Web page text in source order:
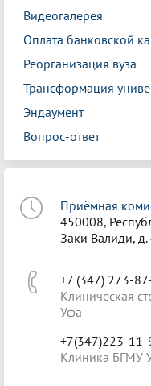
Видеогалерея
Оплата банковской
Реорганизация вуза
Трансформация
Эндаумент
Вопрос-ответ
Приёмная
450008,
Заки Валиди,
+7 (347) 273-
Клиническая
Уфа
+7(347)223-11-
Клиника БГМУ